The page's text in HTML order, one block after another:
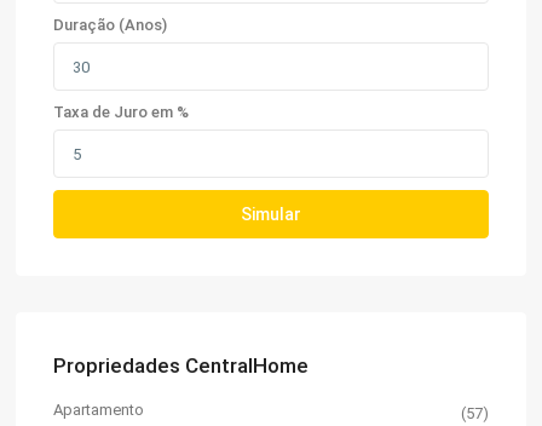
Duração (Anos)
Taxa de Juro em %
Simular
Propriedades CentralHome
Apartamento (57)